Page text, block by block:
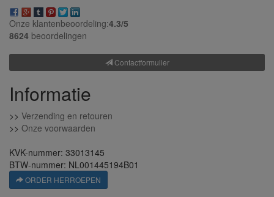
Onze klantenbeoordeling:4.3/5
8624 beoordelingen
Contactformulier
Informatie
>> Verzending en retouren
>> Onze voorwaarden
KVK-nummer: 33013145
BTW-nummer: NL001445194B01
ORDER HERROEPEN